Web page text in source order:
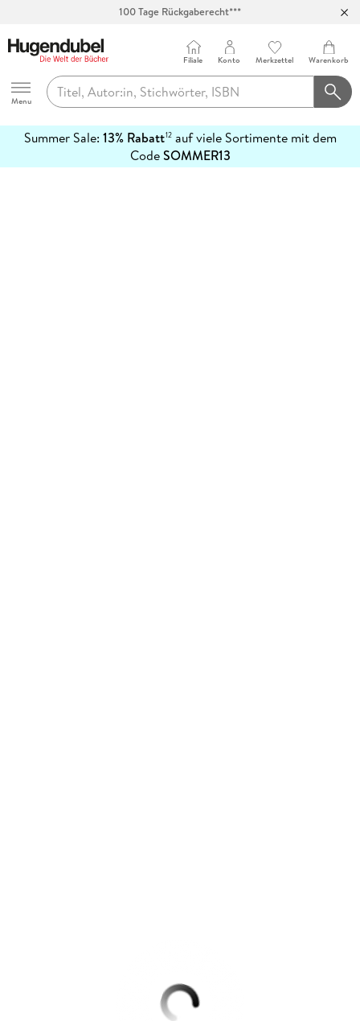
100 Tage Rückgaberecht***
Hugendubel
Menu
Filiale Konto Merkzettel Warenkorb
Summer Sale: 13% Rabatt12auf viele Sortimente mit dem
CodeSOMMER13
erfahren